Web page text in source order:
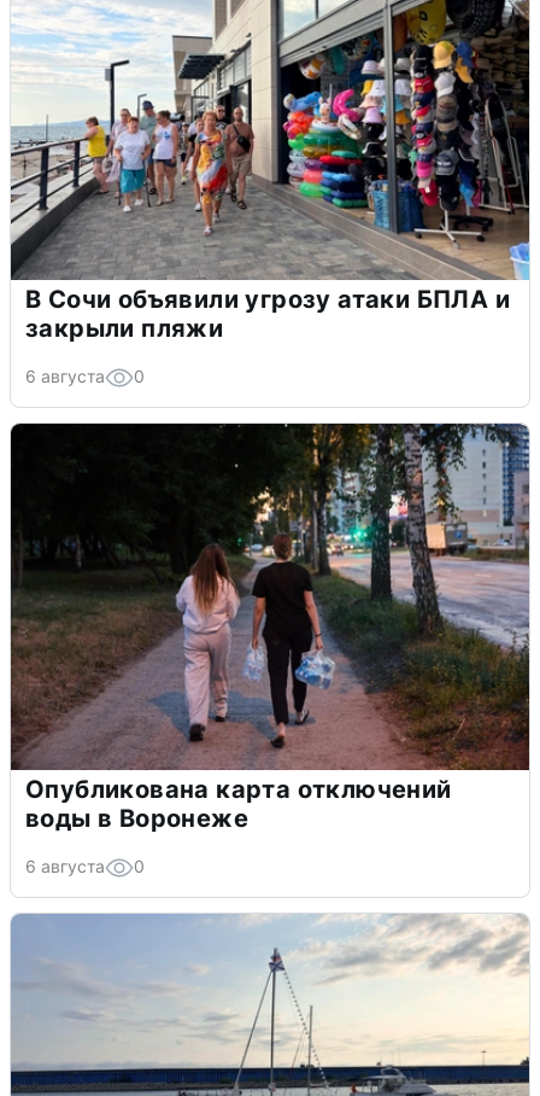
В Сочи объявили угрозу атаки БПЛА и
закрыли пляжи
6 августа 0
Опубликована карта отключений
воды в Воронеже
6 августа 0